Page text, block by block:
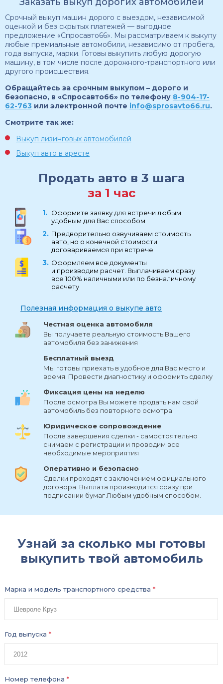
Срочный выкуп машин дорого с выездом, независимой
оценкой и без скрытых платежей — выгодное
предложение «Спросавто66». Мы рассматриваем к выкупу
любые премиальные автомобили, независимо от пробега,
года выпуска, марки. Готовы выкупить любую дорогую
машину, в том числе после дорожного-транспортного или
другого происшествия.
Обращайтесь за срочным выкупом – дорого и
безопасно, в «Спросавто66» по телефону 8-904-17-
62-763 или электронной почте info@sprosavto66.ru.
Смотрите так же:
Выкуп лизинговых автомобилей
Выкуп авто в аресте
Продать авто в 3 шага
за 1 час
Оформите заявку для встречи любым
удобным для Вас способом
Предворительно озвучиваем стоимость
авто, но о конечной стоимости
договариваемся при встрече
Оформляем все документы
и производим расчет. Выплачиваем сразу
все 100% наличными или по безналичному
расчету
Полезная информация о выкупе авто
Честная оценка автомобиля
Вы получаете реальную стоимость Вашего
автомобиля без занижения
Бесплатный выезд
Мы готовы приехать в удобное для Вас место и
время. Провести диагностику и оформить сделку
Фиксация цены на неделю
После осмотра Вы можете продать нам свой
автомобиль без повторного осмотра
Юридическое сопровождение
После завершения сделки - самостоятельно
снимаем с регистрации и проводим все
необходимые мероприятия
Оперативно и безопасно
Сделки проходят с заключением официального
договора. Выплата производится сразу при
подписании бумаг Любым удобным способом.
Узнай за сколько мы готовы
выкупить твой автомобиль
Марка и модель транспортного средства *
Год выпуска *
Номер телефона *